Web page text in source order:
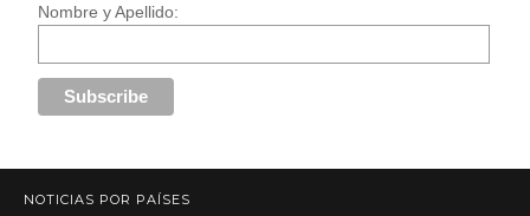
Nombre y Apellido:
NOTICIAS POR PAÍSES